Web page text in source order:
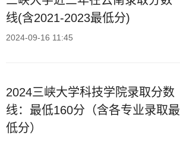
线(含2021-2023最低分)
2024-09-16 11:45
2024三峡大学科技学院录取分数
线：最低160分（含各专业录取最
低分）